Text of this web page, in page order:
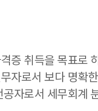
증 취득을 목표로
자로서 보다 명확
자로서 세무회계